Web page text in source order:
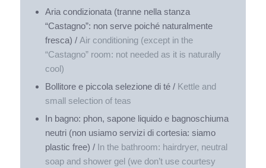
Aria condizionata (tranne nella stanza
“Castagno”: non serve poiché naturalmente
fresca) / Air conditioning (except in the
“Castagno” room: not needed as it is naturally
cool)
Bollitore e piccola selezione di té / Kettle and
small selection of teas
In bagno: phon, sapone liquido e bagnoschiuma
neutri (non usiamo servizi di cortesia: siamo
plastic free) / In the bathroom: hairdryer, neutral
soap and shower gel (we don’t use courtesy